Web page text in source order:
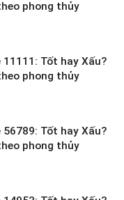
phong thủy
Tốt hay Xấu?
phong thủy
Tốt hay Xấu?
phong thủy